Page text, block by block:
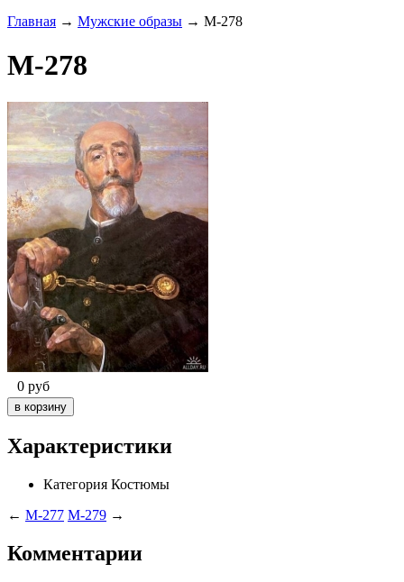
Главная → Мужские образы → M-278
M-278
0 руб
Характеристики
Категория Костюмы
← M-277 M-279 →
Комментарии